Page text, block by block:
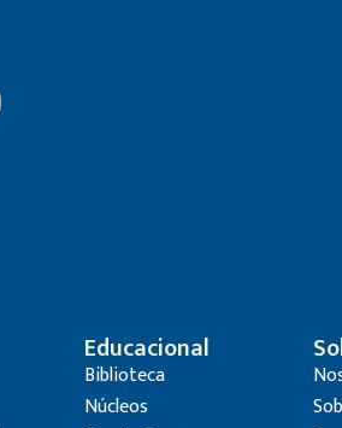
Educacional
Biblioteca
Núcleos